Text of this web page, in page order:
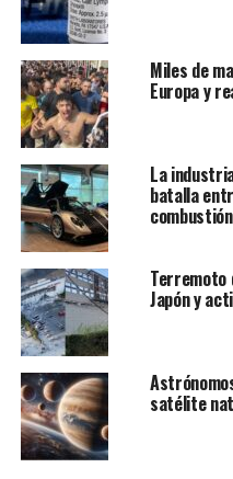
momento, incluso aquellos
invitados a participar para
alguna lección sobre lo
misiva.
Miles de
Europa y
La
batalla
combustión
Terremoto
Japón y
satélite